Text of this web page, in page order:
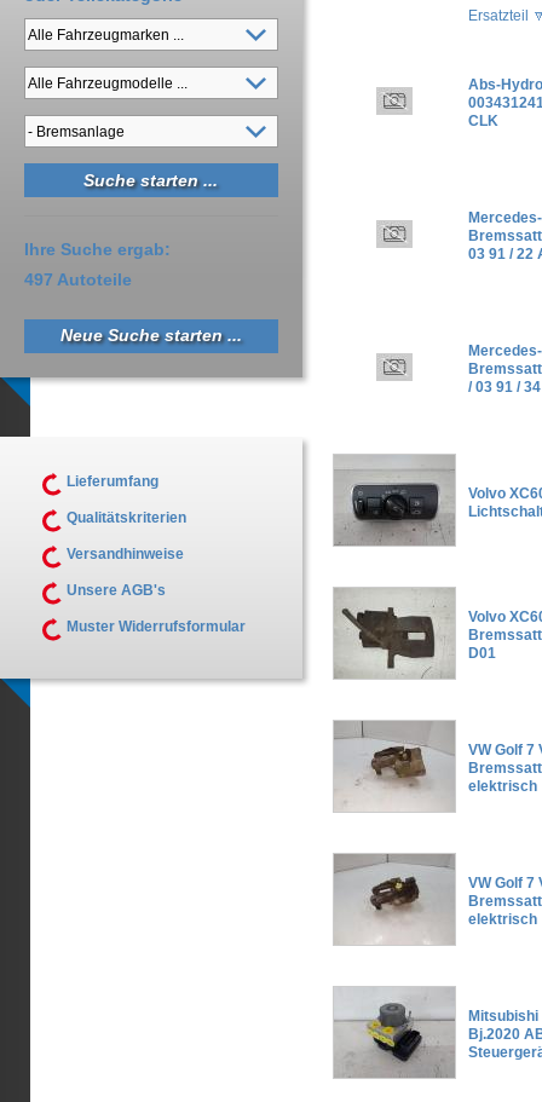
Ersatzteil
Abs-
CLK
03 91 / 22
/ 03 91 /
Volvo
Volvo
D01
VW Golf 7
elektrisch
VW Golf 7
elektrisch
Bj.2020
Ihre Suche ergab:
497 Autoteile
Neue Suche starten ...
Lieferumfang
Qualitätskriterien
Versandhinweise
Unsere AGB's
Muster Widerrufsformular